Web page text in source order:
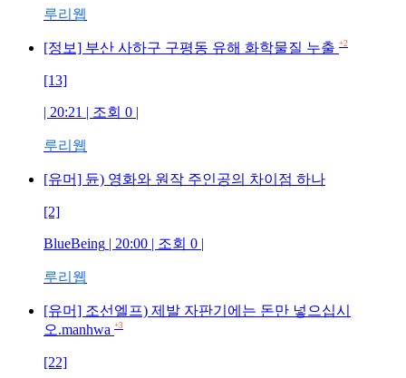
루리웹
[정보] 부산 사하구 구평동 유해 화학물질 누출 +2
[13]
| 20:21 | 조회 0 |
루리웹
[유머] 듄) 영화와 원작 주인공의 차이점 하나
[2]
BlueBeing | 20:00 | 조회 0 |
루리웹
[유머] 조선엘프) 제발 자판기에는 돈만 넣으십시
오.manhwa +3
[22]